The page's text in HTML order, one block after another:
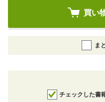
買い
ま
チェックした書